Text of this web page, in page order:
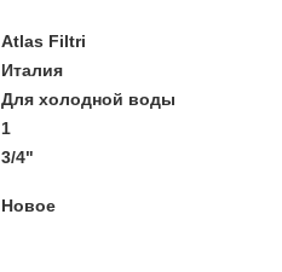
Atlas Filtri
Италия
Для холодной воды
1
3/4"
Новое